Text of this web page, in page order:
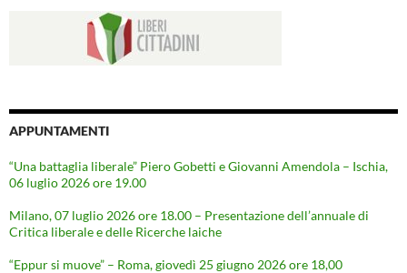
APPUNTAMENTI
“Una battaglia liberale” Piero Gobetti e Giovanni Amendola – Ischia,
06 luglio 2026 ore 19.00
Milano, 07 luglio 2026 ore 18.00 – Presentazione dell’annuale di
Critica liberale e delle Ricerche laiche
“Eppur si muove” – Roma, giovedì 25 giugno 2026 ore 18,00